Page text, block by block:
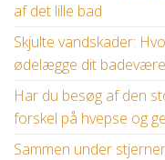
af det lille bad
Skjulte vandskader:
ødelægge dit
Har du besøg af den
forskel på hvepse og
Sammen under